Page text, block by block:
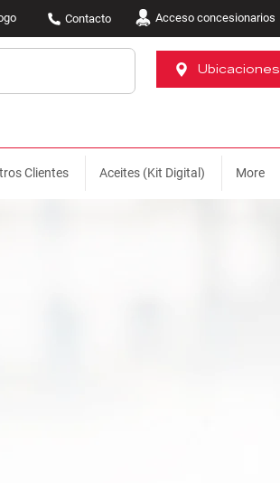
Contacto Acceso concesionarios
Ubicaciones
Clientes Aceites (Kit Digital) More